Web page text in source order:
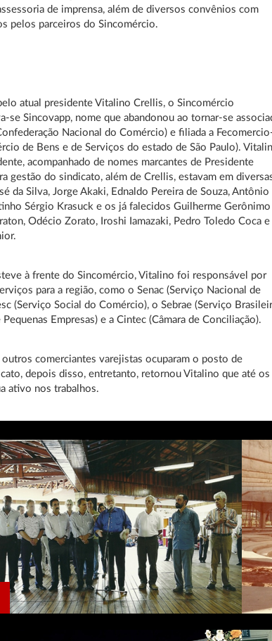
de imprensa, além de diversos convênios com
pelos parceiros do Sincomércio.
atual presidente Vitalino Crellis, o Sincomércio
se Sincovapp, nome que abandonou ao tornar-se
Nacional do Comércio) e filiada a
de Bens e de Serviços do estado de São Paulo).
acompanhado de nomes marcantes de Presidente
gestão do sindicato, além de Crellis, estavam em
da Silva, Jorge Akaki, Ednaldo Pereira de Souza, Antônio
Sérgio Krasuck e os já falecidos Guilherme Gerônimo
Odécio Zorato, Iroshi Iamazaki, Pedro Toledo Coca e
à frente do Sincomércio, Vitalino foi responsável por
para a região, como o Senac (Serviço Nacional de
(Serviço Social do Comércio), o Sebrae (Serviço
Empresas) e a Cintec (Câmara de Conciliação).
comerciantes varejistas ocuparam o posto de
depois disso, entretanto, retornou Vitalino que até os
ativo nos trabalhos.